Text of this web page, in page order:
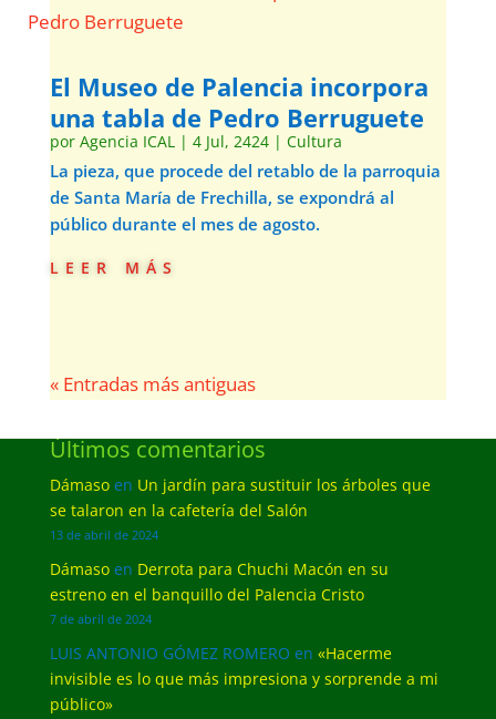
El Museo de Palencia incorpora
una tabla de Pedro Berruguete
por Agencia ICAL | 4 Jul, 2424| Cultura
La pieza, que procede del retablo de la parroquia
de Santa María de Frechilla, se expondrá al
público durante el mes de agosto.
leer más
« Entradas más antiguas
Últimos comentarios
Dámasoen Un jardín para sustituir los árboles que
se talaron en la cafetería del Salón
13 de abril de 2024
Dámasoen Derrota para Chuchi Macón en su
estreno en el banquillo del Palencia Cristo
7 de abril de 2024
LUIS ANTONIO GÓMEZ ROMERO en «Hacerme
invisible es lo que más impresiona y sorprende a mi
público»